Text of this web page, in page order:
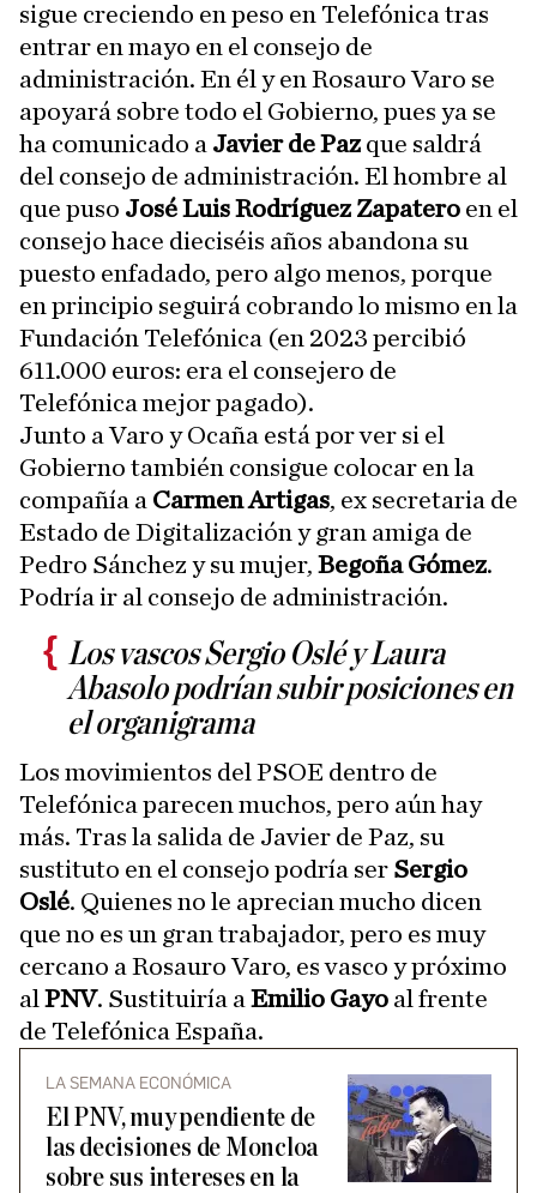
sigue creciendo en peso en Telefónica tras
entrar en mayo en el consejo de
administración. En él y en Rosauro Varo se
apoyará sobre todo el Gobierno, pues ya se
ha comunicado a Javier de Pazque saldrá
del consejo de administración. El hombre al
que puso José Luis Rodríguez Zapatero en el
consejo hace dieciséis años abandona su
puesto enfadado, pero algo menos, porque
en principio seguirá cobrando lo mismo en la
Fundación Telefónica (en 2023 percibió
611.000 euros: era el consejero de
Telefónica mejor pagado).
Junto a Varo y Ocaña está por ver si el
Gobierno también consigue colocar en la
compañía a Carmen Artigas, ex secretaria de
Estado de Digitalización y gran amiga de
Pedro Sánchez y su mujer, Begoña Gómez.
Podría ir al consejo de administración.
Los vascos Sergio Oslé y Laura
Abasolo podrían subir posiciones en
el organigrama
Los movimientos del PSOE dentro de
Telefónica parecen muchos, pero aún hay
más. Tras la salida de Javier de Paz, su
sustituto en el consejo podría ser Sergio
Oslé. Quienes no le aprecian mucho dicen
que no es un gran trabajador, pero es muy
cercano a Rosauro Varo, es vasco y próximo
al PNV. Sustituiría a Emilio Gayo al frente
de Telefónica España.
LA SEMANA ECONÓMICA
El PNV, muy pendiente de
las decisiones de Moncloa
sobre sus intereses en la